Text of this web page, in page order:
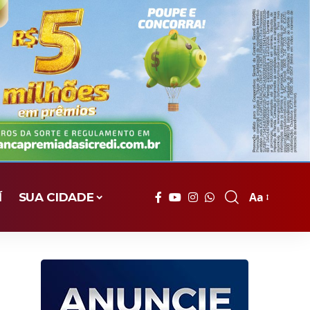
SUA CIDADE
Font
Aa